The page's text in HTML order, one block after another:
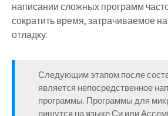
написании сложных программ
сократить время, затрачиваемое
отладку.
Следующим этапом после
является непосредственное
программы. Программы для
пишутся на языкеСи или